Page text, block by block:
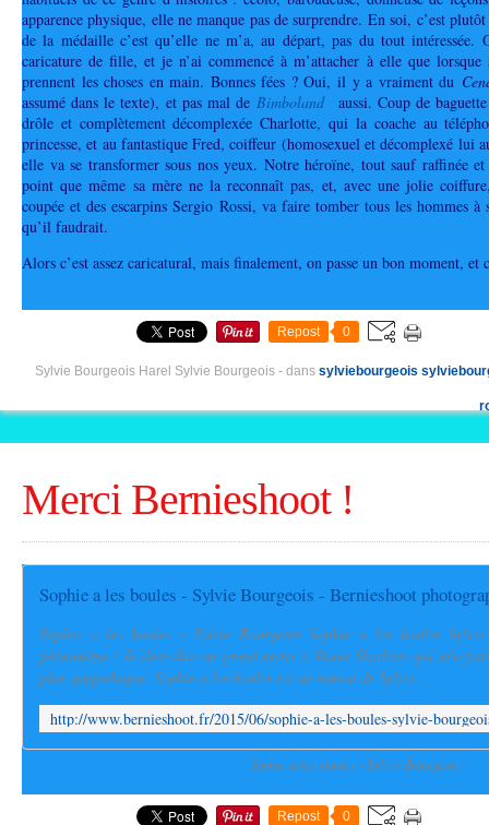
apparence physique, elle ne manque pas de surprendre. En soi, c’est
de la médaille c’est qu’elle ne m’a, au départ, pas du tout
caricature de fille, et je n’ai commencé à m’attacher à elle que lorsque
prennent les choses en main. Bonnes fées ? Oui, il y a vraiment du
assumé dans le texte), et pas mal deBimboland
aussi. Coup de
drôle et complètement décomplexée Charlotte, qui la coache au
princesse, et au fantastique Fred, coiffeur (homosexuel et décomplexé lui
elle va se transformer sous nos yeux. Notre héroïne, tout sauf raffinée
point que même sa mère ne la reconnaît pas, et, avec une jolie
coupée et des escarpins Sergio Rossi, va faire tomber tous les hommes à
qu’il faudrait.
Alors c’est assez caricatural, mais finalement, on passe un bon moment,
Repost 0
Sylvie Bourgeois Harel Sylvie Bourgeois - dans sylviebourgeois
Merci Bernieshoot !
Sophie a les boules - Sylvie Bourgeois Sophie a les boules
phénomène ! Je dois dire un grand merci à Dame Skarlette qui m'a
plus sympathique. Sophie a les boules est un roman de Sylvie...
Sophie a les boules - Sylvie Bourgeois
Repost 0